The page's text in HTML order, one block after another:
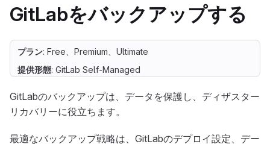
GitLabをバックアップする
プラン: Free、Premium、Ultimate
提供形態: GitLab Self-Managed
GitLabのバックアップは、データを保護し、ディザスター
リカバリーに役立ちます。
最適なバックアップ戦略は、GitLabのデプロイ設定、デー